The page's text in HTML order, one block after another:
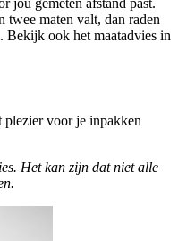
twee maten valt, dan raden
Bekijk ook het maatadvies in
plezier voor je inpakken
Het kan zijn dat niet alle